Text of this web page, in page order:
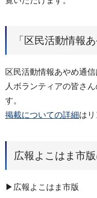
「区民活動情報
区民活動情報あやめ通
人ボランティアの皆さ
す。
掲載についての詳細はリ
広報よこはま市
▶広報よこはま市版